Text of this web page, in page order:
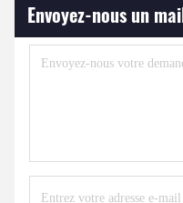
Envoyez-nous un